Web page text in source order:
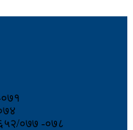
०७७ -०७८